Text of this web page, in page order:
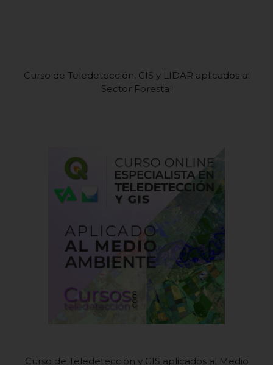
Curso de Teledetección, GIS y LIDAR aplicados al
Sector Forestal
Curso de Teledetección y GIS aplicados al Medio